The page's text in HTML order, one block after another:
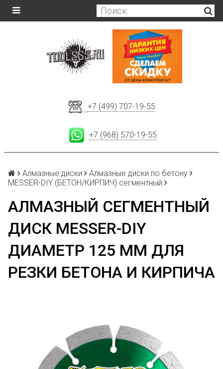
+7 (499) 707-19-55
+7 (968) 570-19-55
Алмазные диски
Алмазные диски по бетону
MESSER-DIY (БЕТОН/КИРПИЧ) сегментный
АЛМАЗНЫЙ СЕГМЕНТНЫЙ
ДИСК MESSER-DIY
ДИАМЕТР 125 ММ ДЛЯ
РЕЗКИ БЕТОНА И КИРПИЧА